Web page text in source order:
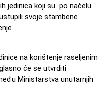
jedinica koji su po načelu
svoje stambene
na korištenje raseljenim
će se utvrditi
Ministarstva unutarnjih